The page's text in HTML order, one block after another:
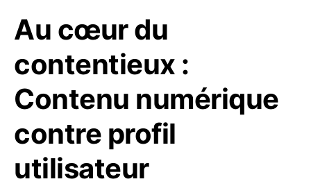
Au cœur du
contentieux :
Contenu numérique
contre profil
utilisateur